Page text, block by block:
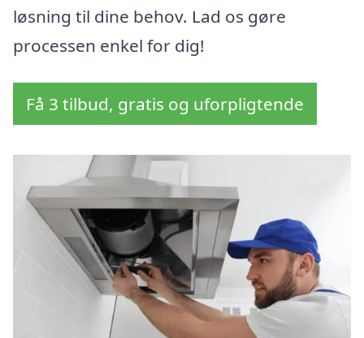
løsning til dine behov. Lad os gøre
processen enkel for dig!
Få 3 tilbud, gratis og uforpligtende